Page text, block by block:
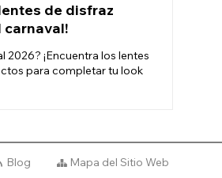
de disfraz
carnaval!
2026? ¡Encuentra los lentes
para completar tu look
Blog Mapa del Sitio Web